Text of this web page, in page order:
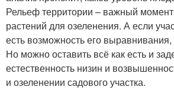
Рельеф территории – важный
растений для озеленения. А если
есть возможность его выравнивания,
Но можно оставить всё как есть и
естественность низин и
и озеленении садового участка.